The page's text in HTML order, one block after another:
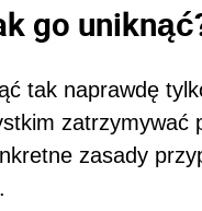
go
tak naprawdę
zatrzymywać
zasady